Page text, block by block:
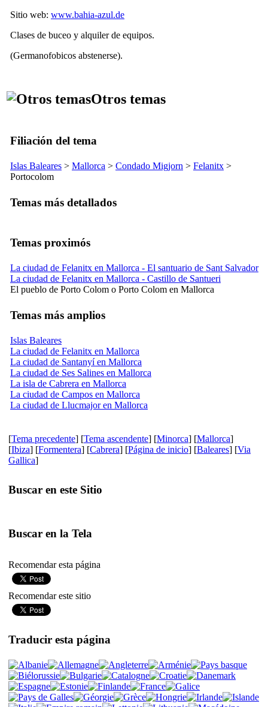
Sitio web: www.bahia-azul.de
Clases de buceo y alquiler de equipos.
(Germanofobicos abstenerse).
Otros temas
Filiación del tema
Islas Baleares > Mallorca > Condado Migjorn > Felanitx >
Portocolom
Temas más detallados
Temas proximós
La ciudad de Felanitx en Mallorca - El santuario de Sant Salvador
La ciudad de Felanitx en Mallorca - Castillo de Santueri
El pueblo de Porto Colom o Porto Colom en Mallorca
Temas más amplios
Islas Baleares
La ciudad de Felanitx en Mallorca
La ciudad de Santanyí en Mallorca
La ciudad de Ses Salines en Mallorca
La isla de Cabrera en Mallorca
La ciudad de Campos en Mallorca
La ciudad de Llucmajor en Mallorca
[Tema precedente] [Tema ascendente] [Minorca] [Mallorca]
[Ibiza] [Formentera] [Cabrera] [Página de inicio] [Baleares] [Via
Gallica]
Buscar en este Sitio
Buscar en la Tela
Recomendar esta página
Recomendar este sitio
Traducir esta página